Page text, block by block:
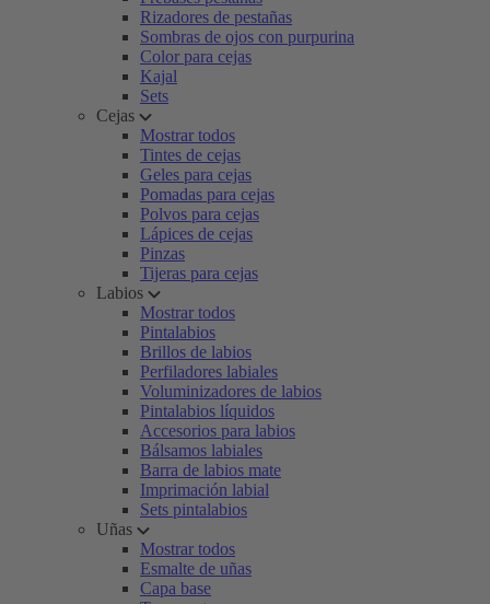
Rizadores de pestañas
Sombras de ojos con purpurina
Color para cejas
Kajal
Sets
Cejas
Mostrar todos
Tintes de cejas
Geles para cejas
Pomadas para cejas
Polvos para cejas
Lápices de cejas
Pinzas
Tijeras para cejas
Labios
Mostrar todos
Pintalabios
Brillos de labios
Perfiladores labiales
Voluminizadores de labios
Pintalabios líquidos
Accesorios para labios
Bálsamos labiales
Barra de labios mate
Imprimación labial
Sets pintalabios
Uñas
Mostrar todos
Esmalte de uñas
Capa base